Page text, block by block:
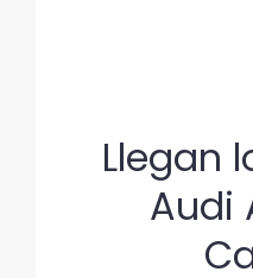
Llegan
Audi